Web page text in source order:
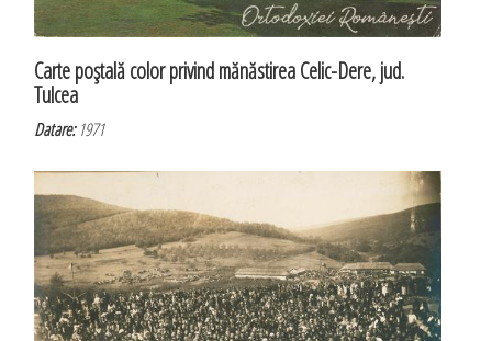
Carte poştală color privind mănăstirea Celic-Dere, jud.
Tulcea
Datare:1971